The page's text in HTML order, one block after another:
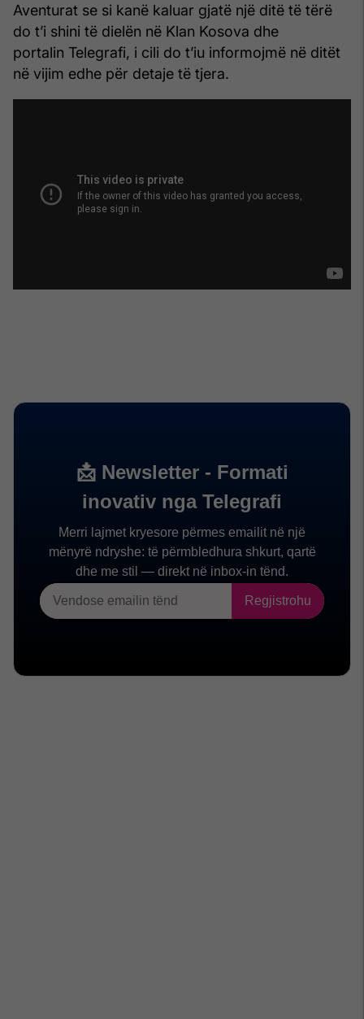
Aventurat se si kanë kaluar gjatë një ditë të tërë
do t’i shini të dielën në Klan Kosova dhe
portalin Telegrafi, i cili do t’iu informojmë në ditët
në vijim edhe për detaje të tjera.